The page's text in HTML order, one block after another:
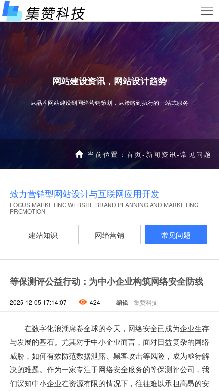
首
项
案
程
例
新
讯
我
系
网站建设资讯，网站设计趋势
从品牌网站建设到网络营销策划，从策略到执行的一站式服务
当前位置： 首页- 新闻资讯-常见问题
致力营销型网站设计与互联网应用开发
FOCUS MARKETING WEBSITE BRAND PLANNING AND MARKETING
PROMOTION
建站知识 网络营销 常见问题
等保测评公益行动：为中小企业构筑网络安全防线
2025-12-05-17:14:07 424 编辑： 集赞科技
在数字化浪潮席卷全球的今天，网络安全已成为企业生存
与发展的基石。尤其对于中小企业而言，面对日益复杂的网络
威胁，如何有效防范数据泄露、黑客攻击等风险，成为亟待解
决的难题。作为一家专注于网络安全服务的等保测评公司，我
们深知中小企业在资源有限的情况下，往往难以承担高昂的安